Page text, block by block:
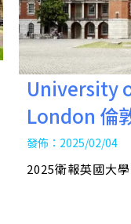
University
London 倫
發佈：2025/02/04
2025衛報英國大